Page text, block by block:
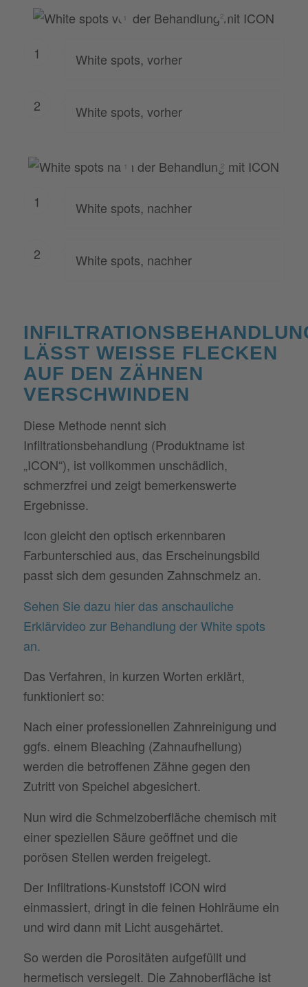
1 2
1 White spots, vorher
2 White spots, vorher
1 2
1 White spots, nachher
2 White spots, nachher
LÄSST WEISSE FLECKEN A
UF DEN ZÄHNEN V
ERSCHWINDEN
Diese Methode nennt sich
Infiltrationsbehandlung (Produktname ist
„ICON“), ist vollkommen unschädlich,
schmerzfrei und zeigt bemerkenswerte
Ergebnisse.
Icon gleicht den optisch erkennbaren
Farbunterschied aus, das Erscheinungsbild
passt sich dem gesunden Zahnschmelz an.
Sehen Sie dazu hier das anschauliche
Erklärvideo zur Behandlung der White spots
an.
Das Verfahren, in kurzen Worten erklärt,
funktioniert so:
Nach einer professionellen Zahnreinigung und
ggfs. einem Bleaching (Zahnaufhellung)
werden die betroffenen Zähne gegen den
Zutritt von Speichel abgesichert.
Nun wird die Schmelzoberfläche chemisch mit
einer speziellen Säure geöffnet und die
porösen Stellen werden freigelegt.
Der Infiltrations-Kunststoff ICON wird
einmassiert, dringt in die feinen Hohlräume ein
und wird dann mit Licht ausgehärtet.
So werden die Porositäten aufgefüllt und
hermetisch versiegelt. Die Zahnoberfläche ist